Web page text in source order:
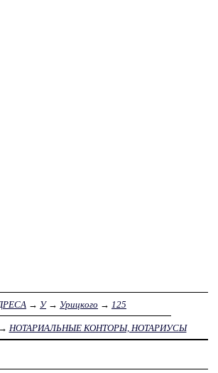
→ У→ Урицкого → 125
НОТАРИАЛЬНЫЕ КОНТОРЫ, НОТАРИУСЫ